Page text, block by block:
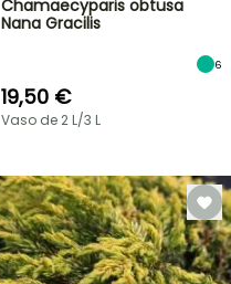
Chamaecyparis obtusa
Nana Gracilis
6
19,50 €
Vaso de 2 L/3 L